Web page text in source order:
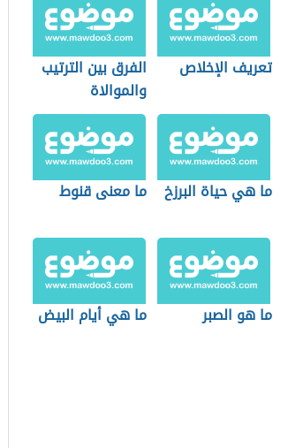
تعريف الإخلاص
الفرق بين الترتيب
والموالاة
ما هي حياة البرزخ ما معنى قنوط
ما هو الصبر ما هي أيام البيض